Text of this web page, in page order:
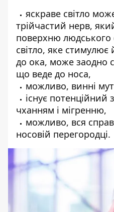
яскраве світло
трійчастий нерв,
поверхню
світло, яке стимулює
до ока, може заодно
що веде до носа,
можливо, винні
існує потенційний
чханням і мігренню,
можливо, вся
носовій перегородці.